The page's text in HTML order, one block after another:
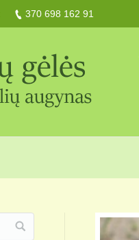
370 698 162 91